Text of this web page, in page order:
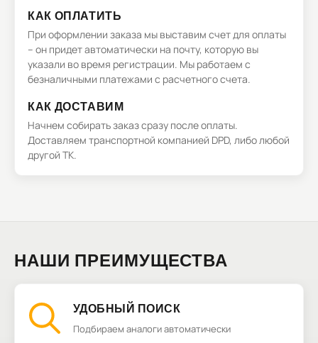
КАК ОПЛАТИТЬ
При оформлении заказа мы выставим счет для оплаты
– он придет автоматически на почту, которую вы
указали во время регистрации. Мы работаем с
безналичными платежами с расчетного счета.
КАК ДОСТАВИМ
Начнем собирать заказ сразу после оплаты.
Доставляем транспортной компанией DPD, либо любой
другой ТК.
НАШИ ПРЕИМУЩЕСТВА
УДОБНЫЙ ПОИСК
Подбираем аналоги автоматически